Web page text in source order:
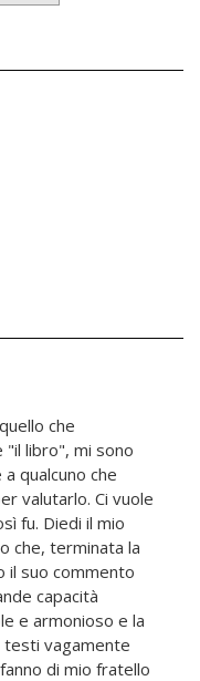
che
libro", mi sono
qualcuno che
valutarlo. Ci vuole
fu. Diedi il mio
che, terminata la
il suo commento
capacità
e armonioso e la
testi vagamente
di mio fratello